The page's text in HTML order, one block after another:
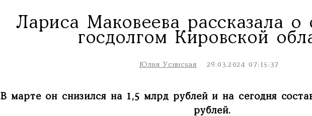
Лариса Маковеева рассказала о
госдолгом Кировской
Юлия Усинская 29.03.2024 07:15:37
В марте он снизился на 1,5 млрд рублей и на сегодня
рублей.